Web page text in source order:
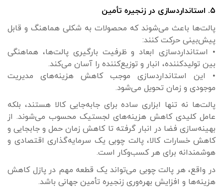
۵. استانداردسازی در زنجیره تأمین
پالت‌ها باعث می‌شوند که محصولات به شکلی هماهنگ و قابل
پیش‌بینی حرکت کنند:
• استانداردسازی ابعاد و ظرفیت بارگیری پالت‌ها، هماهنگی
بین تولیدکننده، انبار و توزیع‌کننده را آسان می‌کند.
• این استانداردسازی موجب کاهش هزینه‌های مدیریت
موجودی و زمان تحویل می‌شود.
پالت‌ها نه تنها ابزاری ساده برای جابه‌جایی کالا هستند، بلکه
عامل کلیدی کاهش هزینه‌های لجستیک محسوب می‌شوند. از
بهینه‌سازی فضا در انبار گرفته تا کاهش زمان حمل و جابجایی و
کاهش خسارات کالا، پالت چوبی یک سرمایه‌گذاری اقتصادی و
هوشمندانه برای هر کسب‌وکار است.
در واقع، هر پالت چوبی می‌تواند یک قطعه مهم در پازل کاهش
هزینه‌ها و افزایش بهره‌وری زنجیره تأمین جهانی باشد.